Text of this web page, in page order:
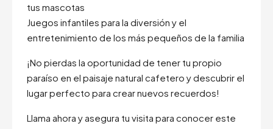
tus mascotas
Juegos infantiles para la diversión y el
entretenimiento de los más pequeños de la familia
¡No pierdas la oportunidad de tener tu propio
paraíso en el paisaje natural cafetero y descubrir el
lugar perfecto para crear nuevos recuerdos!
Llama ahora y asegura tu visita para conocer este